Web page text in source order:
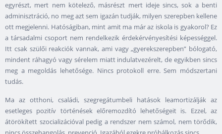
egyrészt, mert nem kötelező, másrészt mert ideje sincs, sok a benti
adminisztráció, no meg azt sem igazán tudják, milyen szerepben kellene
ott megjelenni. Hatóságiban, mint amit ma már az iskola is gyakorol? Ez
a társadalmi csoport nem rendelkezik érdekérvényesítési képességgel.
Itt csak szülői reakciók vannak, ami vagy „gyerekszerepben” bólogató,
mindent ráhagyó vagy sérelem miatt indulatvezérelt, de egyikben sincs
meg a megoldás lehetősége. Nincs protokoll erre. Sem módszertani
tudás.
Ma az otthoni, családi, szegregátumbeli hatások leamortizálják az
esetleges pozitív történések előremozdító lehetőségeit is. Ezzel, az
átörökített szocializációval pedig a rendszer nem számol, nem törődik,